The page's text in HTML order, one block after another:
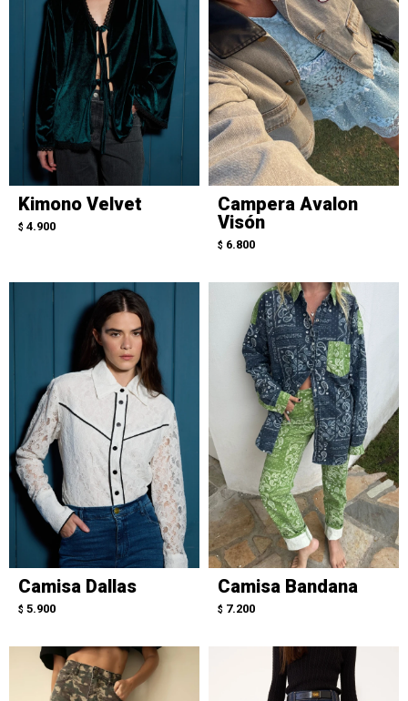
Kimono Velvet
$ 4.900
Campera Avalon
Visón
$ 6.800
Camisa Dallas
$ 5.900
Camisa Bandana
$ 7.200